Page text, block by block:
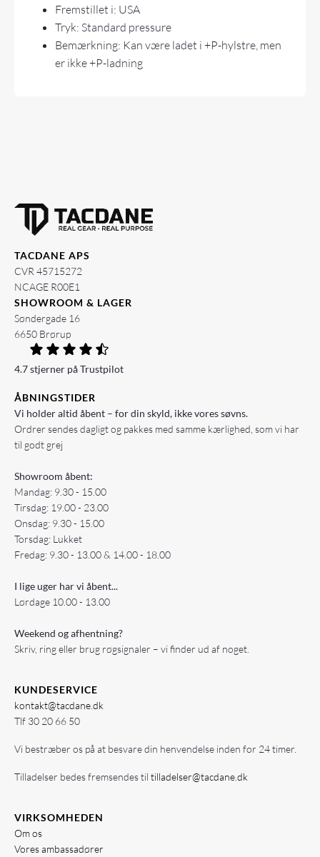
Fremstillet i: USA
Tryk: Standard pressure
Bemærkning: Kan være ladet i +P-hylstre, men
er ikke +P-ladning
TACDANE APS
CVR 45715272
NCAGE R00E1
SHOWROOM & LAGER
Søndergade 16
6650 Brørup
4.7 stjerner på Trustpilot
ÅBNINGSTIDER
Vi holder altid åbent – for din skyld, ikke vores søvns.
Ordrer sendes dagligt og pakkes med samme kærlighed, som vi har
til godt grej
Showroom åbent:
Mandag: 9.30 - 15.00
Tirsdag: 19.00 - 23.00
Onsdag: 9.30 - 15.00
Torsdag: Lukket
Fredag: 9.30 - 13.00 & 14.00 - 18.00
I lige uger har vi åbent...
Lørdage 10.00 - 13.00
Weekend og afhentning?
Skriv, ring eller brug røgsignaler – vi finder ud af noget.
KUNDESERVICE
kontakt@tacdane.dk
Tlf 30 20 66 50
Vi bestræber os på at besvare din henvendelse inden for 24 timer.
Tilladelser bedes fremsendes til tilladelser@tacdane.dk
VIRKSOMHEDEN
Om os
Vores ambassadører